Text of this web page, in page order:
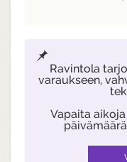
Ravintola
varaukseen,
Vapaita